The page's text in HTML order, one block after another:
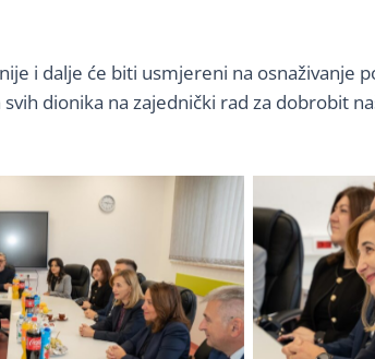
i dalje će biti usmjereni na osnaživanje
dionika na zajednički rad za dobrobit